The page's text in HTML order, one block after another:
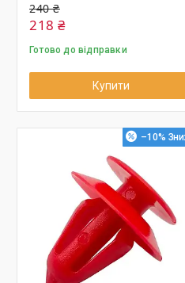
240 ₴
218 ₴
Готово до відправки
Купити
–10%